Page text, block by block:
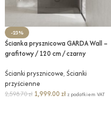
-23%
Ścianka prysznicowa GARDA Wall –
grafitowy / 120 cm / czarny
Ścianki prysznicowe, Ścianki
przyścienne
2,598.70zł 1,999.00 złz podatkiem VAT